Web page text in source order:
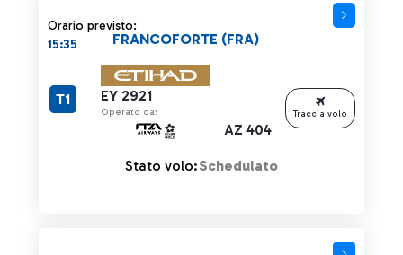
Orario previsto:
15:35
EY 2921
Operato da:
AZ 404
FRANCOFORTE (FRA)
T1
Stato volo:Schedulato
Traccia volo